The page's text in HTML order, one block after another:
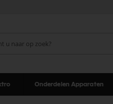
Onderdelen Apparaten